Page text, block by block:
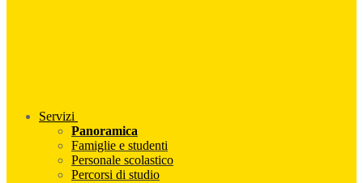
Servizi
Panoramica
Famiglie e studenti
Personale scolastico
Percorsi di studio